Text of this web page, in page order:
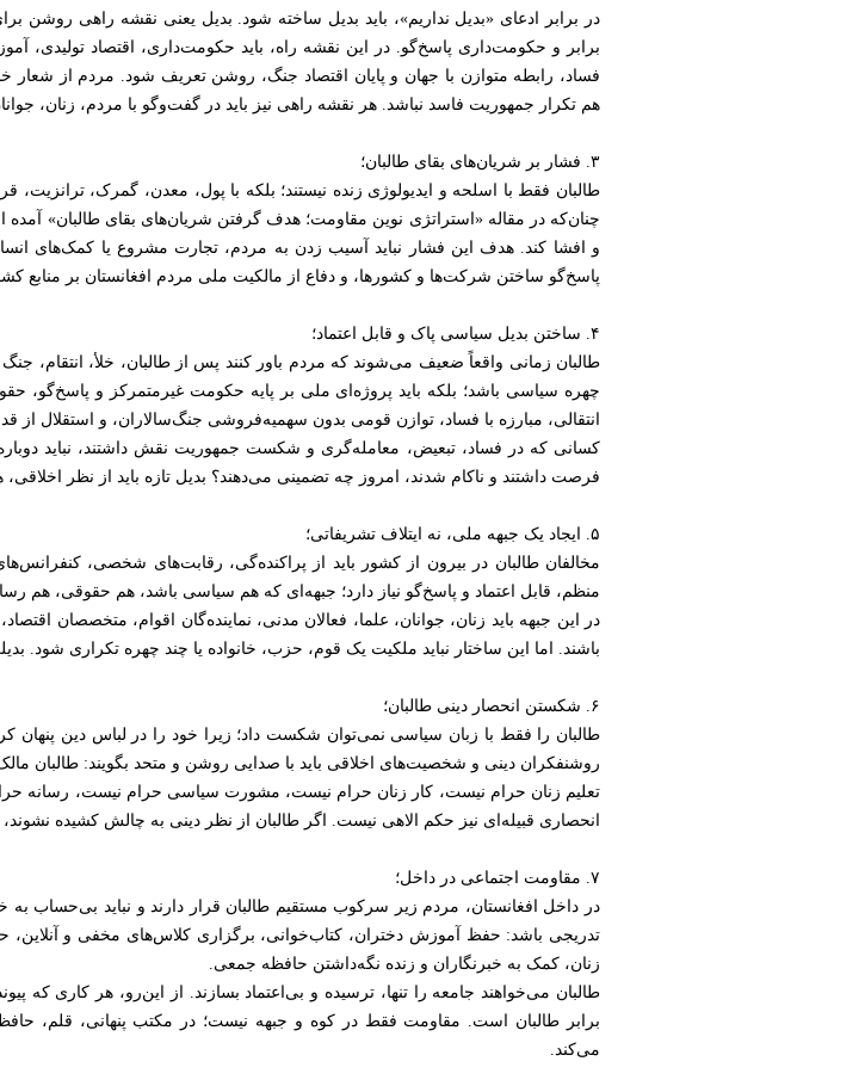
در برابر ادعای «بدیل نداریم»، باید بدیل ساخته شود. بدیل یعنی نقشه راهی روشن
برابر و حکومت‌داری پاسخ‌گو. در این نقشه راه، باید حکومت‌داری، اقتصاد تولیدی،
فساد، رابطه متوازن با جهان و پایان اقتصاد جنگ، روشن تعریف شود. مردم از شعار
هم تکرار جمهوریت فاسد نباشد. هر نقشه راهی نیز باید در گفت‌وگو با مردم، زنان،
۳. فشار بر شریان‌های بقای طالبان؛
طالبان فقط با اسلحه و ایدیولوژی زنده نیستند؛ بلکه با پول، معدن، گمرک،
چنان‌که در مقاله «استراتژی نوین مقاومت؛ هدف گرفتن شریان‌های بقای طالبان»
و افشا کند. هدف این فشار نباید آسیب زدن به مردم، تجارت مشروع یا کمک‌های
پاسخ‌گو ساختن شرکت‌ها و کشورها، و دفاع از مالکیت ملی مردم افغانستان بر منابع
۴. ساختن بدیل سیاسی پاک و قابل اعتماد؛
طالبان زمانی واقعاً ضعیف می‌شوند که مردم باور کنند پس از طالبان، خلأ، انتقام،
چهره سیاسی باشد؛ بلکه باید پروژه‌ای ملی بر پایه حکومت غیرمتمرکز و پاسخ‌گو،
انتقالی، مبارزه با فساد، توازن قومی بدون سهمیه‌فروشی جنگ‌سالاران، و استقلال از
کسانی که در فساد، تبعیض، معامله‌گری و شکست جمهوریت نقش داشتند، نباید
فرصت داشتند و ناکام شدند، امروز چه تضمینی می‌دهند؟ بدیل تازه باید از نظر
۵. ایجاد یک جبهه ملی، نه ایتلاف تشریفاتی؛
مخالفان طالبان در بیرون از کشور باید از پراکنده‌گی، رقابت‌های شخصی،
منظم، قابل اعتماد و پاسخ‌گو نیاز دارد؛ جبهه‌ای که هم سیاسی باشد، هم حقوقی، هم
در این جبهه باید زنان، جوانان، علما، فعالان مدنی، نماینده‌گان اقوام، متخصصان
باشند. اما این ساختار نباید ملکیت یک قوم، حزب، خانواده یا چند چهره تکراری شود.
۶. شکستن انحصار دینی طالبان؛
طالبان را فقط با زبان سیاسی نمی‌توان شکست داد؛ زیرا خود را در لباس دین پنهان
روشنفکران دینی و شخصیت‌های اخلاقی باید با صدایی روشن و متحد بگویند: طالبان مالک
تعلیم زنان حرام نیست، کار زنان حرام نیست، مشورت سیاسی حرام نیست،
انحصاری قبیله‌ای نیز حکم الاهی نیست. اگر طالبان از نظر دینی به چالش کشیده
۷. مقاومت اجتماعی در داخل؛
در داخل افغانستان، مردم زیر سرکوب مستقیم طالبان قرار دارند و نباید بی‌حساب به
تدریجی باشد: حفظ آموزش دختران، کتاب‌خوانی، برگزاری کلاس‌های مخفی و آنلاین،
زنان، کمک به خبرنگاران و زنده نگه‌داشتن حافظه جمعی.
طالبان می‌خواهند جامعه را تنها، ترسیده و بی‌اعتماد بسازند. از این‌رو، هر کاری که
برابر طالبان است. مقاومت فقط در کوه و جبهه نیست؛ در مکتب پنهانی، قلم،
می‌کند.